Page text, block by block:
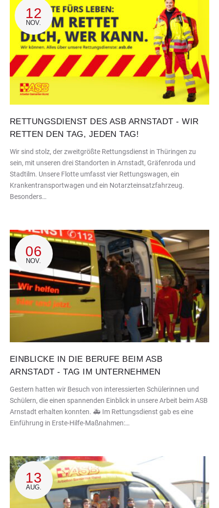
12
NOV.
RETTUNGSDIENST DES ASB ARNSTADT - WIR
RETTEN DEN TAG, JEDEN TAG!
Wir sind stolz, der zweitgrößte Rettungsdienst in Thüringen zu
sein, mit unseren drei Standorten in Arnstadt, Gräfenroda und
Stadtilm. Unsere Flotte umfasst vier Rettungswagen, ein
Krankentransportwagen und ein Notarzteinsatzfahrzeug.
Besonders…
06
NOV.
EINBLICKE IN DIE BERUFE BEIM ASB
ARNSTADT - TAG IM UNTERNEHMEN
Gestern hatten wir Besuch von interessierten Schülerinnen und
Schülern, die einen spannenden Einblick in unsere Arbeit beim ASB
Arnstadt erhalten konnten. 🚑 Im Rettungsdienst gab es eine
Einführung in Erste-Hilfe-Maßnahmen:…
13
AUG.